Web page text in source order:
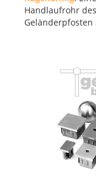
Handlaufrohr
Geländerpfosten